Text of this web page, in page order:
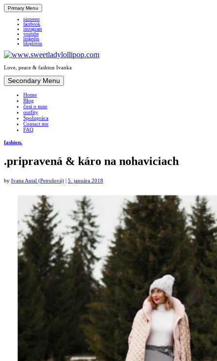
Primary Menu
pinterest
facebook
instagram
youtube
linkedin
bloglovin
Love, peace & fashion Ivanka
Skip
to
content
Secondary Menu
Home
Blog
čosi o mne
outfity
Spolupráca
Contact me
FAQ
fashion.
.pripravená & káro na nohaviciach
by Ivana Antal (Petrušová) 5. januára 2018